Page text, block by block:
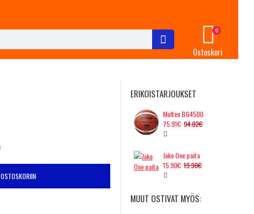
Ostoskori
0
ERIKOISTARJOUKSET
Molten BG4500
75.91€ 94.02€
Jako One paita
15.90€ 19.90€
MUUT OSTIVAT MYÖS: